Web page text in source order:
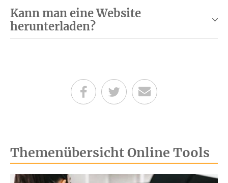
Kann man eine Website
herunterladen?
Teilen auf Facebook
Teilen auf Twitter
Per E-Mail senden
Themenübersicht Online Tools